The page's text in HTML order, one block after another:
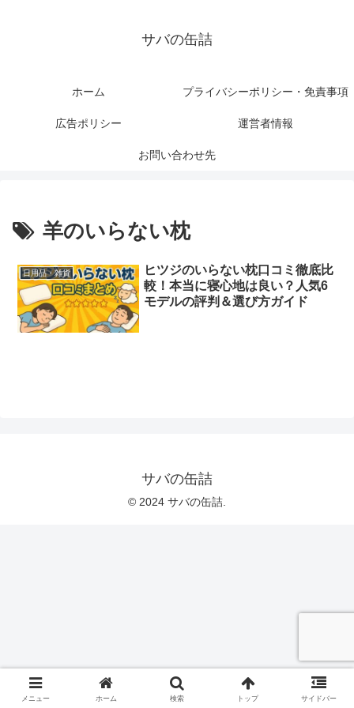
サバの缶詰
ホーム プライバシーポリシー・免責事項
広告ポリシー 運営者情報
お問い合わせ先
羊のいらない枕
日用品・雑貨
ヒツジのいらない枕口コミ徹底比
較！本当に寝心地は良い？人気6
モデルの評判＆選び方ガイド
サバの缶詰
© 2024 サバの缶詰.
メニュー ホーム 検索 トップ サイドバー